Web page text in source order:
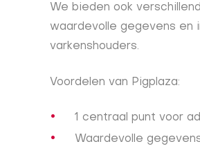
We bieden ook
waardevolle gegevens en
varkenshouders.
Voordelen van Pigplaza:
1 centraal punt voor
Waardevolle